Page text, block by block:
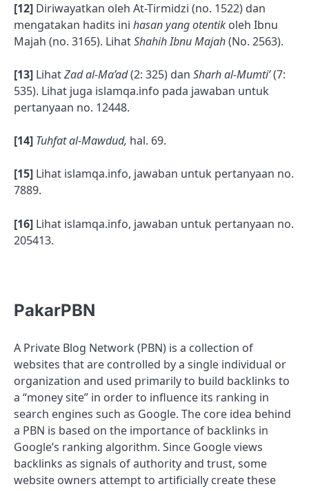
[12] Diriwayatkan oleh At-Tirmidzi (no. 1522) dan
mengatakan hadits ini hasan yang otentik oleh Ibnu
Majah (no. 3165). LihatShahih Ibnu Majah(No. 2563).
[13] LihatZad al-Ma’ad(2: 325) dan Sharh al-Mumti’(7:
535). Lihat juga islamqa.info pada jawaban untuk
pertanyaan no. 12448.
[14] Tuhfat al-Mawdud, hal. 69.
[15] Lihat islamqa.info, jawaban untuk pertanyaan no.
7889.
[16] Lihat islamqa.info, jawaban untuk pertanyaan no.
205413.
PakarPBN
A Private Blog Network (PBN) is a collection of
websites that are controlled by a single individual or
organization and used primarily to build backlinks to
a “money site” in order to influence its ranking in
search engines such as Google. The core idea behind
a PBN is based on the importance of backlinks in
Google’s ranking algorithm. Since Google views
backlinks as signals of authority and trust, some
website owners attempt to artificially create these